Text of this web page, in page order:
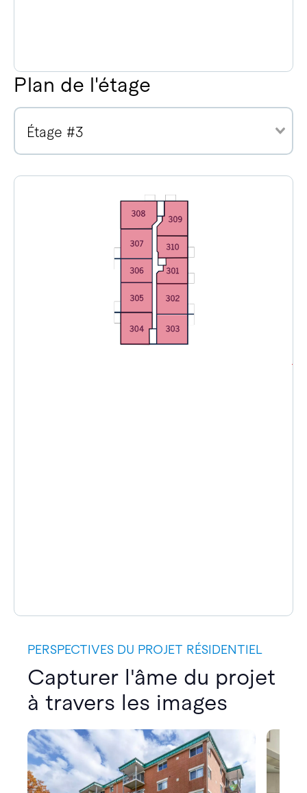
Plan de l'étage
Étage #3
PERSPECTIVES DU PROJET RÉSIDENTIEL
Capturer l'âme du projet
à travers les images